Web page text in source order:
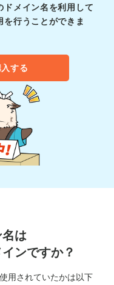
ドメイン名を利用して
行うことができま
する
は
ンですか？
用されていたかは以下